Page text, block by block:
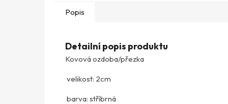
Popis
Detailní popis produktu
Kovová ozdoba/přezka
velikost: 2cm
barva: stříbrná